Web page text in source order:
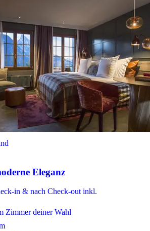
Eleganz
in & nach Check-out inkl.
Zimmer deiner Wahl